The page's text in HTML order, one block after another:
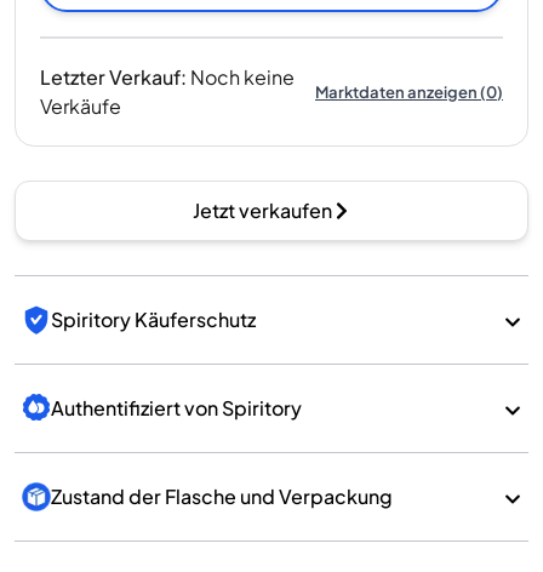
Letzter Verkauf: Noch keine
Verkäufe
Marktdaten anzeigen(0)
Jetzt verkaufen
Spiritory Käuferschutz
Authentifiziert von Spiritory
Zustand der Flasche und Verpackung